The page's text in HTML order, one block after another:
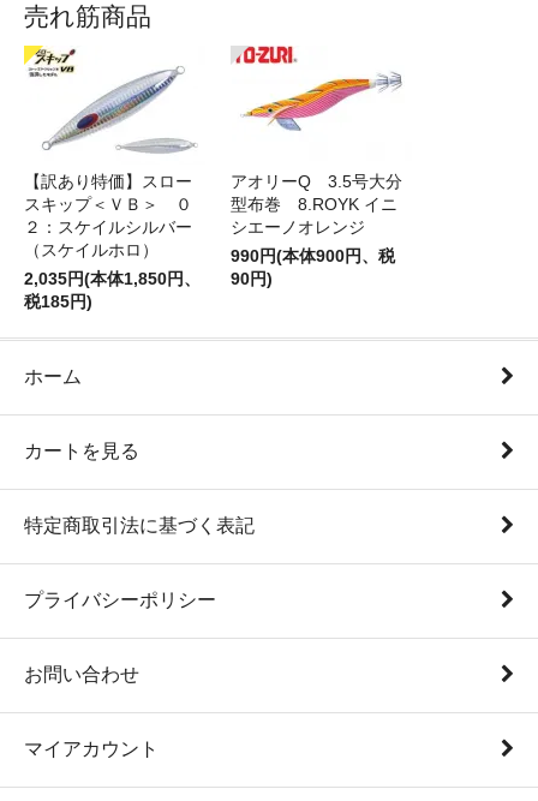
売れ筋商品
【訳あり特価】スロー
スキップ＜ＶＢ＞ ０
２：スケイルシルバー
（スケイルホロ）
2,035円(本体1,850円、
税185円)
アオリーQ 3.5号大分
型布巻 8.ROYK イニ
シエーノオレンジ
990円(本体900円、税
90円)
ホーム
カートを見る
特定商取引法に基づく表記
プライバシーポリシー
お問い合わせ
マイアカウント